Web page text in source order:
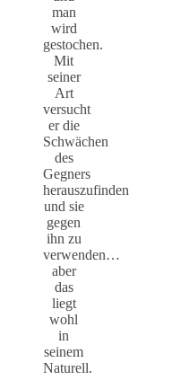
man
wird
gestochen.
Mit
seiner
Art
versucht
er die
Schwächen
des
Gegners
herauszufinden
und sie
gegen
ihn zu
verwenden…
aber
das
liegt
wohl
in
seinem
Naturell.